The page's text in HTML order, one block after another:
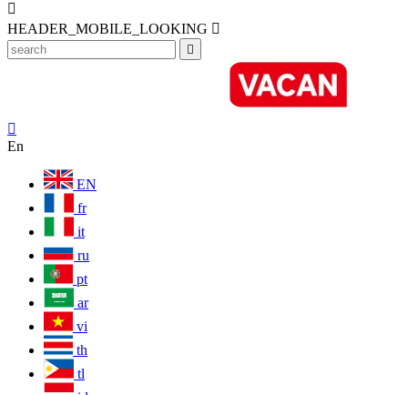

HEADER_MOBILE_LOOKING 


En
EN
fr
it
ru
pt
ar
vi
th
tl